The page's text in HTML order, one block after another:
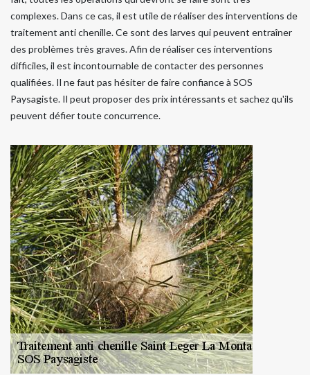
complexes. Dans ce cas, il est utile de réaliser des interventions de
traitement anti chenille. Ce sont des larves qui peuvent entraîner
des problèmes très graves. Afin de réaliser ces interventions
difficiles, il est incontournable de contacter des personnes
qualifiées. Il ne faut pas hésiter de faire confiance à SOS
Paysagiste. Il peut proposer des prix intéressants et sachez qu'ils
peuvent défier toute concurrence.